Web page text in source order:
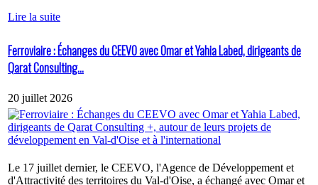
Lire la suite
Ferroviaire : Échanges du CEEVO avec Omar et Yahia Labed, dirigeants de
Qarat Consulting...
20 juillet 2026
Le 17 juillet dernier, le CEEVO, l'Agence de Développement et
d'Attractivité des territoires du Val-d'Oise, a échangé avec Omar et